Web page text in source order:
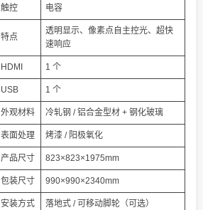
触控 电容
特点
透明显示、像素点自主控光、超快
速响应
HDMI 1 个
USB 1 个
外观材料 冷轧钢 / 铝合金型材 + 钢化玻璃
表面处理 烤漆 / 阳极氧化
产品尺寸 823×823×1975mm
包装尺寸 990×990×2340mm
安装方式 落地式 / 可移动脚轮（可选）